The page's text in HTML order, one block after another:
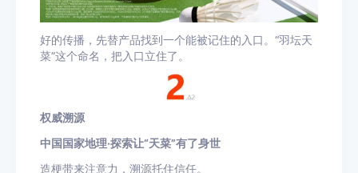
好的传播，先替产品找到一个能被记住的入口。“羽坛天
菜”这个命名，把入口立住了。
权威溯源
中国国家地理·探索让“天菜”有了身世
造梗带来注意力，溯源托住信任。